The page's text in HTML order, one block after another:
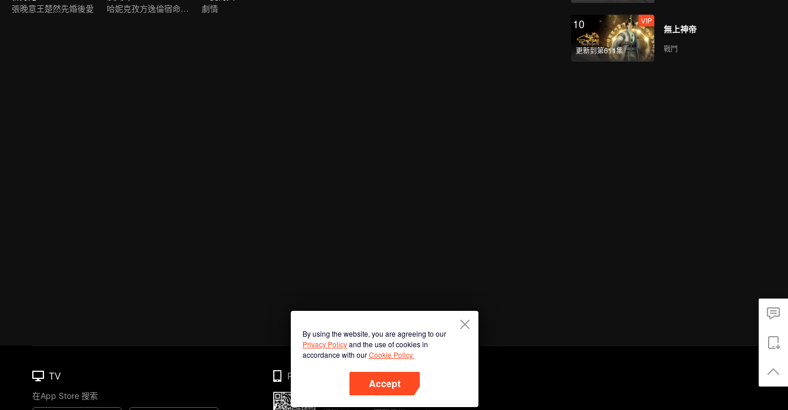
張晚意王楚然先婚後愛
哈妮克孜方逸倫宿命虐戀
劇情
10
更新到第611集
VIP
無上神帝
戰鬥
By using the website, you are agreeing to our
Privacy Policyand the use of cookies in
accordance with ourCookie Policy.
Accept
TV
在App Store 搜索
Phone